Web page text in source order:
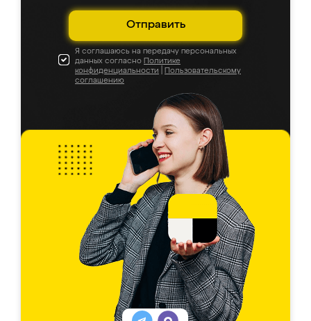
Отправить
Я соглашаюсь на передачу персональных
данных согласно Политике
конфиденциальности
Пользовательскому
соглашению